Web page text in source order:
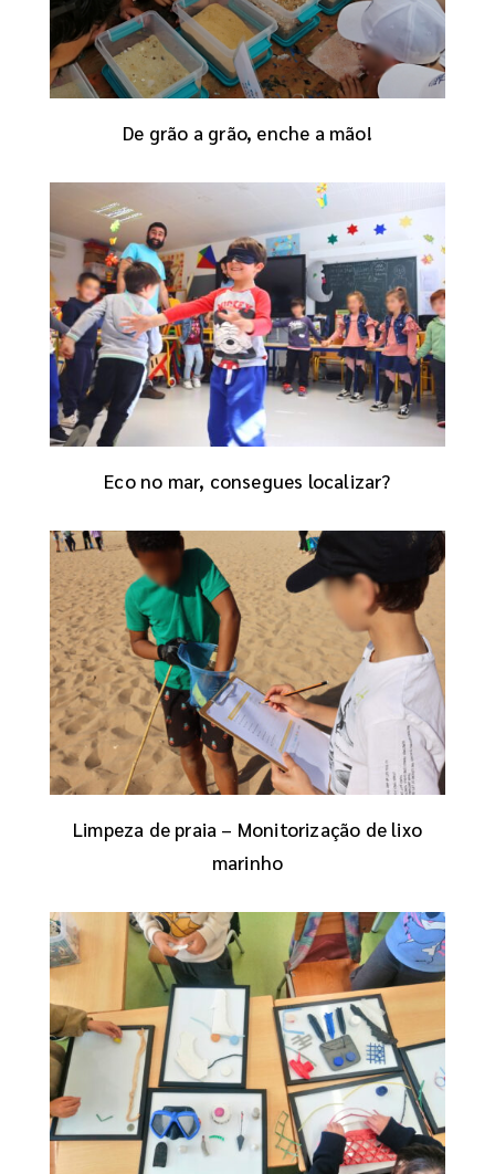
De grão a grão, enche a mão!
Eco no mar, consegues localizar?
Limpeza de praia – Monitorização de lixo
marinho